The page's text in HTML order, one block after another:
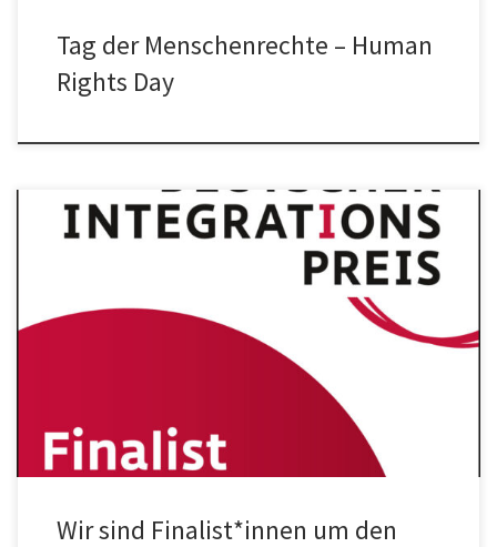
Tag der Menschenrechte – Human
Rights Day
Wir sind Finalist*innen für den Deutscher Integrationspreis 2018. In
diesem Video stellen wir uns kurz vor: Projekt Teachers on the
Wir sind Finalist*innen um den